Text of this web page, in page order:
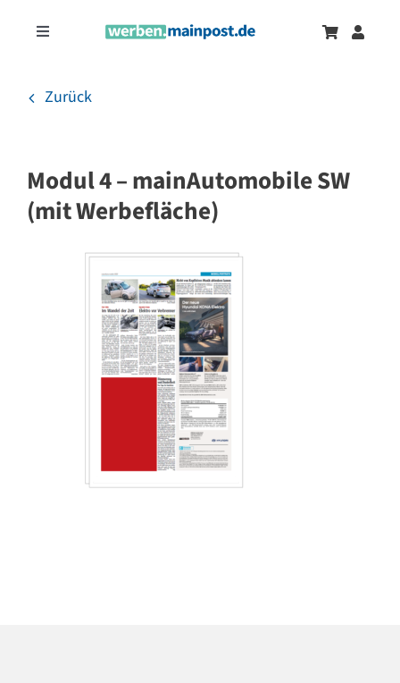
InhaltToggle
Onlinewerbung
Zurück
Modul 4 – mainAutomobile SW
(mit Werbefläche)